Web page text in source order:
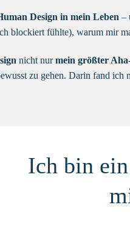
Design in mein Leben –
blockiert fühlte), warum mir
nicht nurmein größter
zu gehen. Darin fand
Ich bin